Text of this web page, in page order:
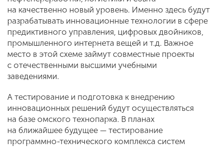
на качественно новый уровень. Именно здесь будут
разрабатывать инновационные технологии в сфере
предиктивного управления, цифровых двойников,
промышленного интернета вещей и т.д. Важное
место в этой схеме займут совместные проекты
с отечественными высшими учебными
заведениями.
А тестирование и подготовка к внедрению
инновационных решений будут осуществляться
на базе омского технопарка. В планах
на ближайшее будущее — тестирование
программно-технического комплекса систем